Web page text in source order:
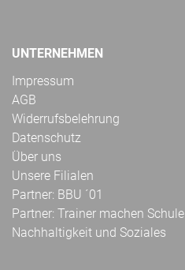
UNTERNEHMEN
Impressum
AGB
Widerrufsbelehrung
Datenschutz
Über uns
Unsere Filialen
Partner: BBU ´01
Partner: Trainer machen Schule
Nachhaltigkeit und Soziales